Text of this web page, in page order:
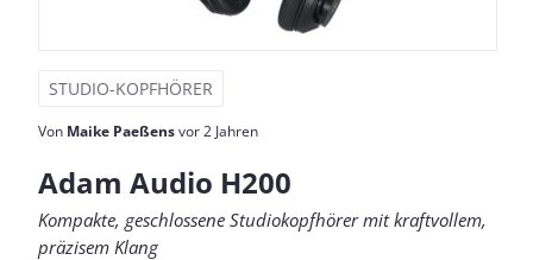
STUDIO-KOPFHÖRER
Von Maike Paeßensvor 2 Jahren
Adam Audio H200
Kompakte, geschlossene Studiokopfhörer mit kraftvollem,
präzisem Klang